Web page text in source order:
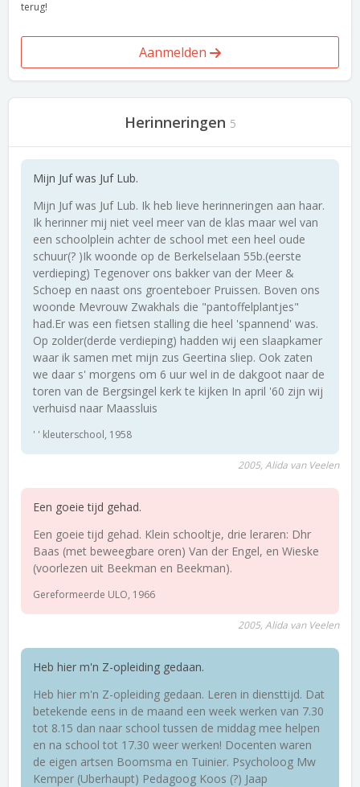
terug!
Aanmelden
Herinneringen 5
Mijn Juf was Juf Lub.
Mijn Juf was Juf Lub. Ik heb lieve herinneringen aan haar.
Ik herinner mij niet veel meer van de klas maar wel van
een schoolplein achter de school met een heel oude
schuur(? )Ik woonde op de Berkelselaan 55b.(eerste
verdieping) Tegenover ons bakker van der Meer &
Schoep en naast ons groenteboer Pruissen. Boven ons
woonde Mevrouw Zwakhals die "pantoffelplantjes"
had.Er was een fietsen stalling die heel 'spannend' was.
Op zolder(derde verdieping) hadden wij een slaapkamer
waar ik samen met mijn zus Geertina sliep. Ook zaten
we daar s' morgens om 6 uur wel in de dakgoot naar de
toren van de Bergsingel kerk te kijken In april '60 zijn wij
verhuisd naar Maassluis
' ' kleuterschool, 1958
2005, Alida van Veelen
Een goeie tijd gehad.
Een goeie tijd gehad. Klein schooltje, drie leraren: Dhr
Baas (met beweegbare oren) Van der Engel, en Wieske
(voorlezen uit Beekman en Beekman).
Gereformeerde ULO, 1966
2005, Alida van Veelen
Heb hier m'n Z-opleiding gedaan.
Heb hier m'n Z-opleiding gedaan. Leren in diensttijd. Dat
betekende eens in de maand een week werken van 7.30
tot 8.15 dan naar school tussen de middag mee helpen
en na school tot 17.30 weer werken! Docenten waren
de eigen artsen Boomsma en Tuinier. Psycholoog Mw
Kemper (Uberhaupt) Pedagoog Koos (?) Jaap